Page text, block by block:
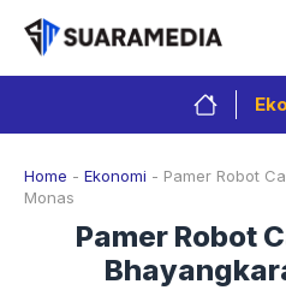
Langsung
isi
Home - Ekonomi - Pamer Robot
Monas
Pamer Robot